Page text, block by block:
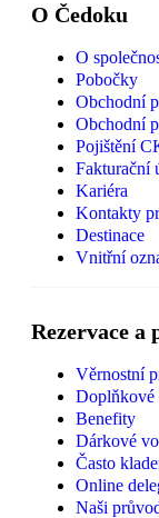
O Čedoku
O
Pobočky
Obchodní
Obchodní
Pojištění
Fakturační
Kariéra
Kontakty
Destinace
Vnitřní
Rezervace a
Věrnostní
Doplňkové
Benefity
Dárkové
Často
Online
Naši